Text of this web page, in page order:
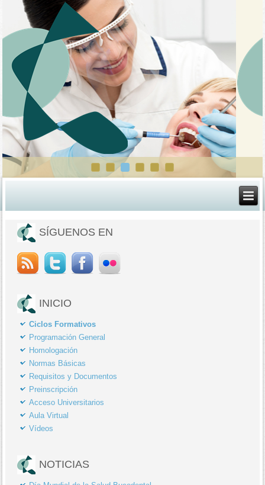
SÍGUENOS EN
INICIO
Ciclos Formativos
Programación General
Homologación
Normas Básicas
Requisitos y Documentos
Preinscripción
Acceso Universitarios
Aula Virtual
Vídeos
NOTICIAS